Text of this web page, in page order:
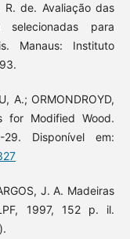
R. de. Avaliação das
selecionadas para
Manaus: Instituto
A.; ORMONDROYD,
for Modified Wood.
Disponível em:
J. A. Madeiras
1997, 152 p. il.